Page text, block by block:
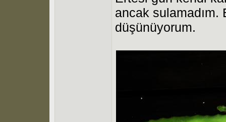
ancak sulamadım.
düşünüyorum.